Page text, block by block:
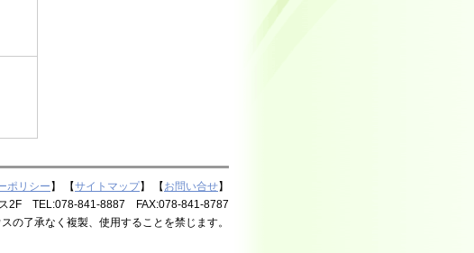
ポリシー 】 【サイトマップ】 【 お問い合せ】
2F TEL:078-841-8887 FAX:078-841-8787
の了承なく複製、使用することを禁じます。